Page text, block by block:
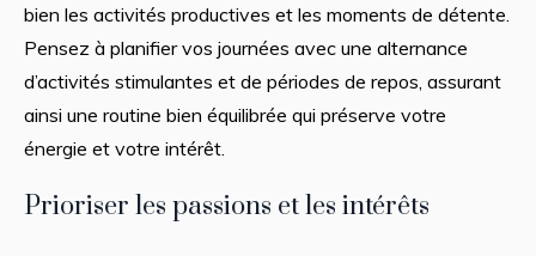
bien les activités productives et les moments de détente.
Pensez à planifier vos journées avec une alternance
d’activités stimulantes et de périodes de repos, assurant
ainsi une routine bien équilibrée qui préserve votre
énergie et votre intérêt.
Prioriser les passions et les intérêts